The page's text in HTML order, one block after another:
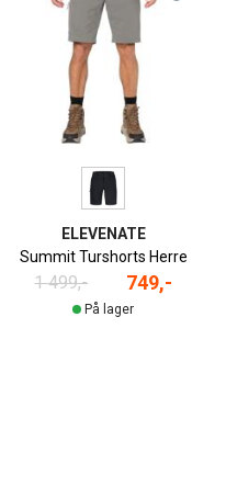
ELEVENATE
Summit Turshorts Herre
1 499,- 749,-
På lager